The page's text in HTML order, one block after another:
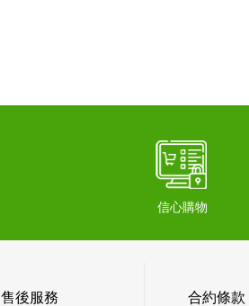
信心購物
售後服務 合約條款